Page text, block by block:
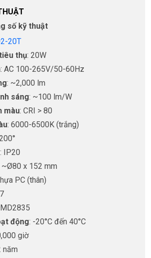
số kỹ thuật
20T
thụ: 20W
: AC 100-265V/50-60Hz
: ~2,000 lm
sáng: ~100 lm/W
màu: CRI > 80
: 6000-6500K (trắng)
: IP20
~Ø80 x 152 mm
PC (thân)
động: -20°C đến 40°C
giờ
năm